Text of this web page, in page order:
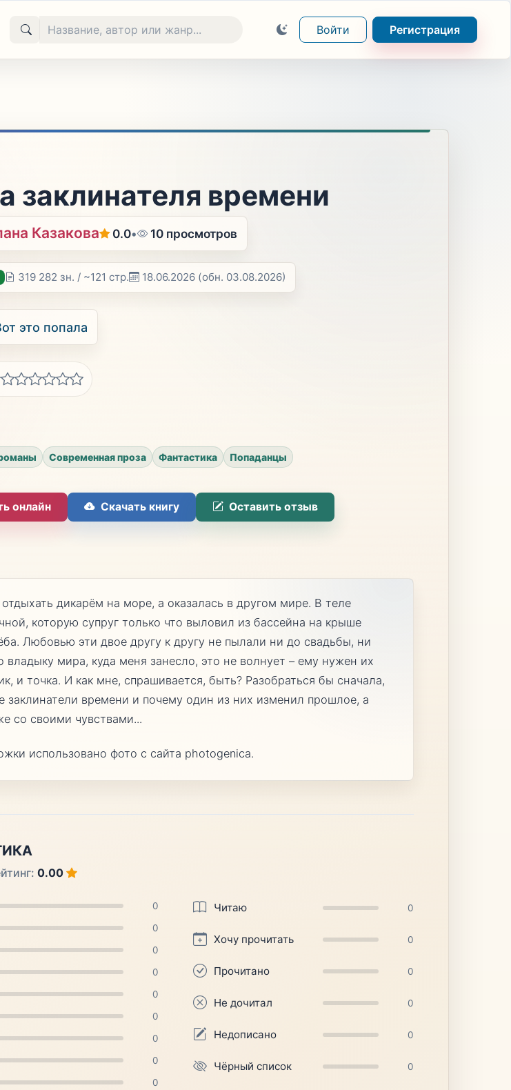
Войти Регистрация
заклинателя времени
Казакова 0.0• 10 просмотров
319 282 зн. / ~121 стр. 18.06.2026 (обн. 03.08.2026)
это попала
Современная проза Фантастика Попаданцы
онлайн Скачать книгу Оставить отзыв
дикарём на море, а оказалась в другом мире. В теле
которую супруг только что выловил из бассейна на крыше
Любовью эти двое другу к другу не пылали ни до свадьбы, ни
владыку мира, куда меня занесло, это не волнует – ему нужен их
и точка. И как мне, спрашивается, быть? Разобраться бы сначала,
заклинатели времени и почему один из них изменил прошлое, а
со своими чувствами...
использовано фото с сайта photogenica.
0.00
0
0
0
0
0
0
0
0
0
Читаю 0
Хочу прочитать 0
Прочитано 0
Не дочитал 0
Недописано 0
Чёрный список 0